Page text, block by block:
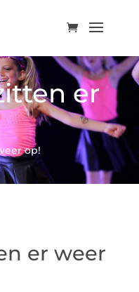
er
op!
er weer